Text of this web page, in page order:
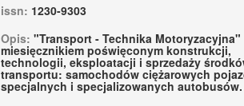
issn: 1230-9303
Opis: "Transport - Technika
miesięcznikiem poświęconym konstrukcji,
technologii, eksploatacji i sprzedaży
transportu: samochodów ciężarowych
specjalnych i specjalizowanych autobusów.